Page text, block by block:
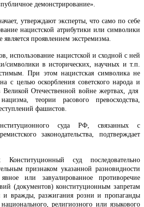
демонстрирование».
утверждают эксперты, что само по себе
нацистской атрибутики или символики
является проявлением экстремизма.
использование нацистской и сходной с ней
символики в исторических, научных и т.п.
При этом нацистская символика не
с целью оскорбления советского народа и
Отечественной войне жертвах, для
теории расового превосходства,
фашистов.
суда РФ, связанных с
законодательства, подтверждает
суд последовательно
признаком указанной разновидности
явное или завуалированное противоречие
(документов) конституционным запретам
и вражды, разжигания розни и пропаганды
религиозного или языкового